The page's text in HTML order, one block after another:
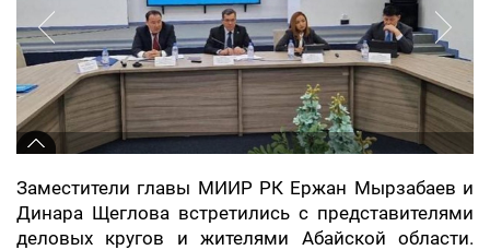
Заместители главы МИИР РК Ержан Мырзабаев и
Динара Щеглова встретились с представителями
деловых кругов и жителями Абайской области.